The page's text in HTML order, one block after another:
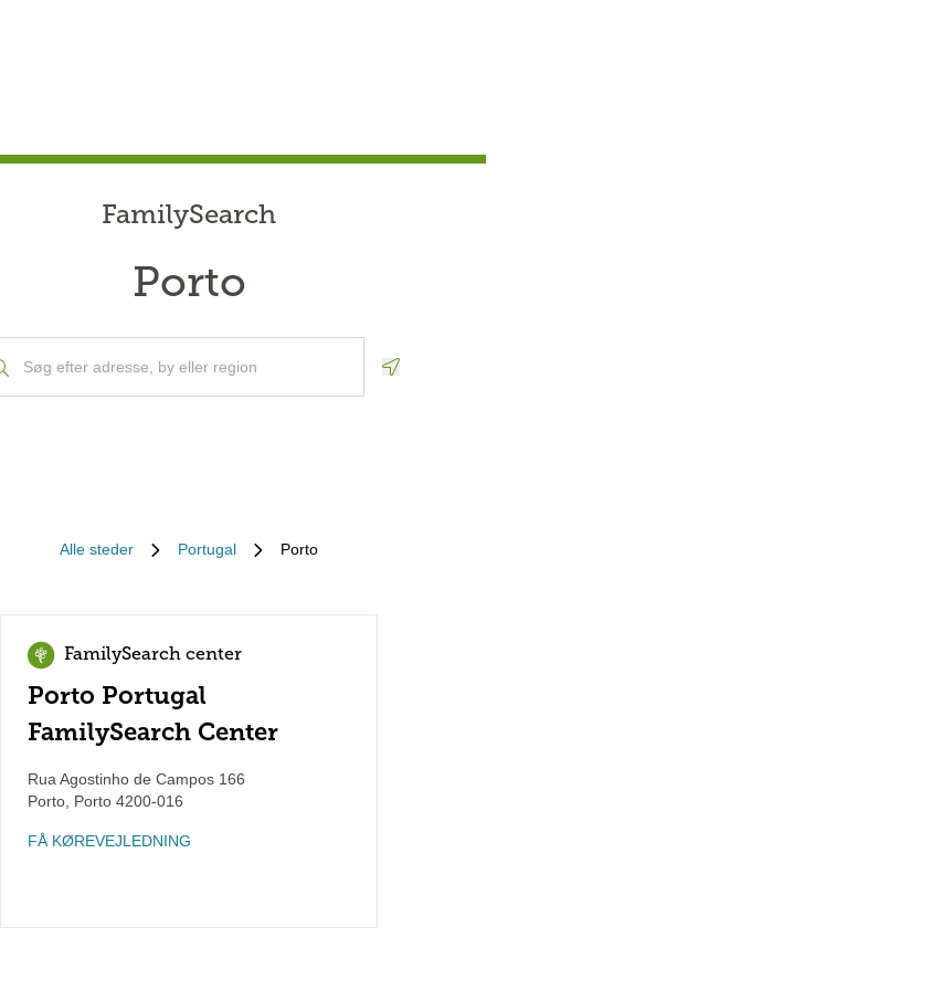
FamilySearch
Porto
Alle steder Portugal Porto
FamilySearch center
Porto Portugal
FamilySearch Center
Rua Agostinho de Campos 166
Porto Porto 4200-016
FÅ KØREVEJLEDNING